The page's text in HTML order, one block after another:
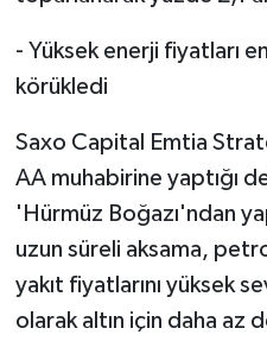
- Yüksek enerji fiyatları
körükledi
Saxo Capital Emtia
AA muhabirine yaptığı
'Hürmüz Boğazı'ndan
uzun süreli aksama,
yakıt fiyatlarını yüksek
olarak altın için daha az